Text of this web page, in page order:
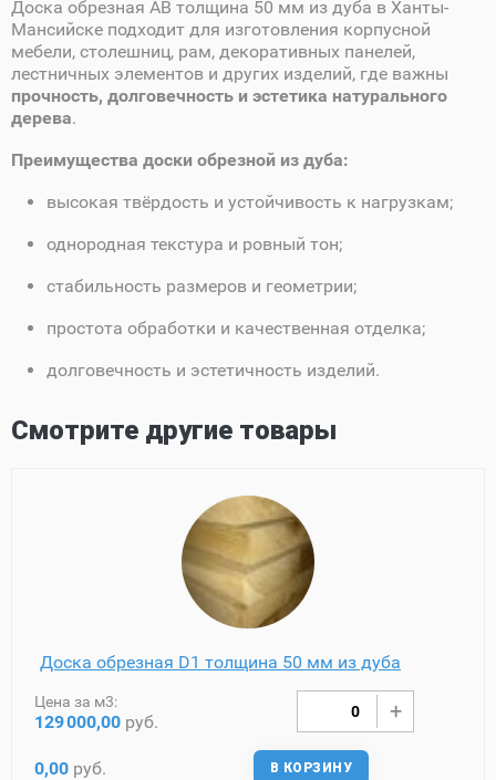
Доска обрезная AB толщина 50 мм из дуба в Ханты-
Мансийске подходит для изготовления корпусной
мебели, столешниц, рам, декоративных панелей,
лестничных элементов и других изделий, где важны
прочность, долговечность и эстетика натурального
дерева.
Преимущества доски обрезной из дуба:
высокая твёрдость и устойчивость к нагрузкам;
однородная текстура и ровный тон;
стабильность размеров и геометрии;
простота обработки и качественная отделка;
долговечность и эстетичность изделий.
Смотрите другие товары
Доска обрезная D1 толщина 50 мм из дуба
Цена за м3:
129000,00 руб.
0,00 руб. В КОРЗИНУ